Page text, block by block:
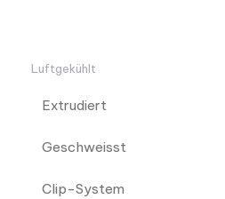
Luftgekühlt
Extrudiert
Geschweisst
Clip-System